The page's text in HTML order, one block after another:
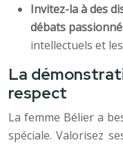
Invitez-la à des
débats
intellectuels et
La
respect
La femme Bélier a
spéciale. Valorisez